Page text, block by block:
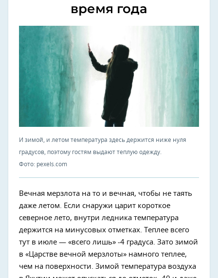
время года
И зимой, и летом температура здесь держится ниже нуля
градусов, поэтому гостям выдают теплую одежду.
Фото: pexels.com
Вечная мерзлота на то и вечная, чтобы не таять
даже летом. Если снаружи царит короткое
северное лето, внутри ледника температура
держится на минусовых отметках. Теплее всего
тут в июле — «всего лишь» -4 градуса. Зато зимой
в «Царстве вечной мерзлоты» намного теплее,
чем на поверхности. Зимой температура воздуха